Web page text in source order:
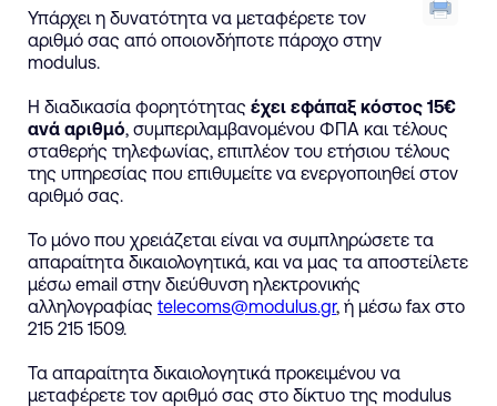
Υπάρχει η δυνατότητα να μεταφέρετε τον
αριθμό σας από οποιονδήποτε πάροχο στην
modulus.
Η διαδικασία φορητότητας έχει εφάπαξ κόστος 15€
ανά αριθμό, συμπεριλαμβανομένου ΦΠΑ και τέλους
σταθερής τηλεφωνίας, επιπλέον του ετήσιου τέλους
της υπηρεσίας που επιθυμείτε να ενεργοποιηθεί στον
αριθμό σας.
Το μόνο που χρειάζεται είναι να συμπληρώσετε τα
απαραίτητα δικαιολογητικά, και να μας τα αποστείλετε
μέσω email στην διεύθυνση ηλεκτρονικής
αλληλογραφίας telecoms@modulus.gr, ή μέσω fax στο
215 215 1509.
Τα απαραίτητα δικαιολογητικά προκειμένου να
μεταφέρετε τον αριθμό σας στο δίκτυο της modulus